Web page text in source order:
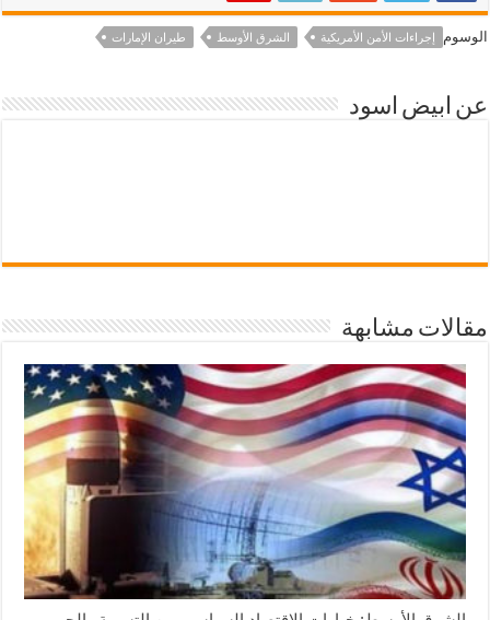
الوسوم إجراءات الأمن الأمريكية الشرق الأوسط طيران الإمارات
عن ابيض اسود
مقالات مشابهة